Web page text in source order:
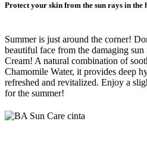
Protect your skin from the sun rays in the
Summer is just around the corner!
beautiful face from the damaging
Cream! A natural combination of
Chamomile Water, it provides deep
refreshed and revitalized. Enjoy a
for the summer!